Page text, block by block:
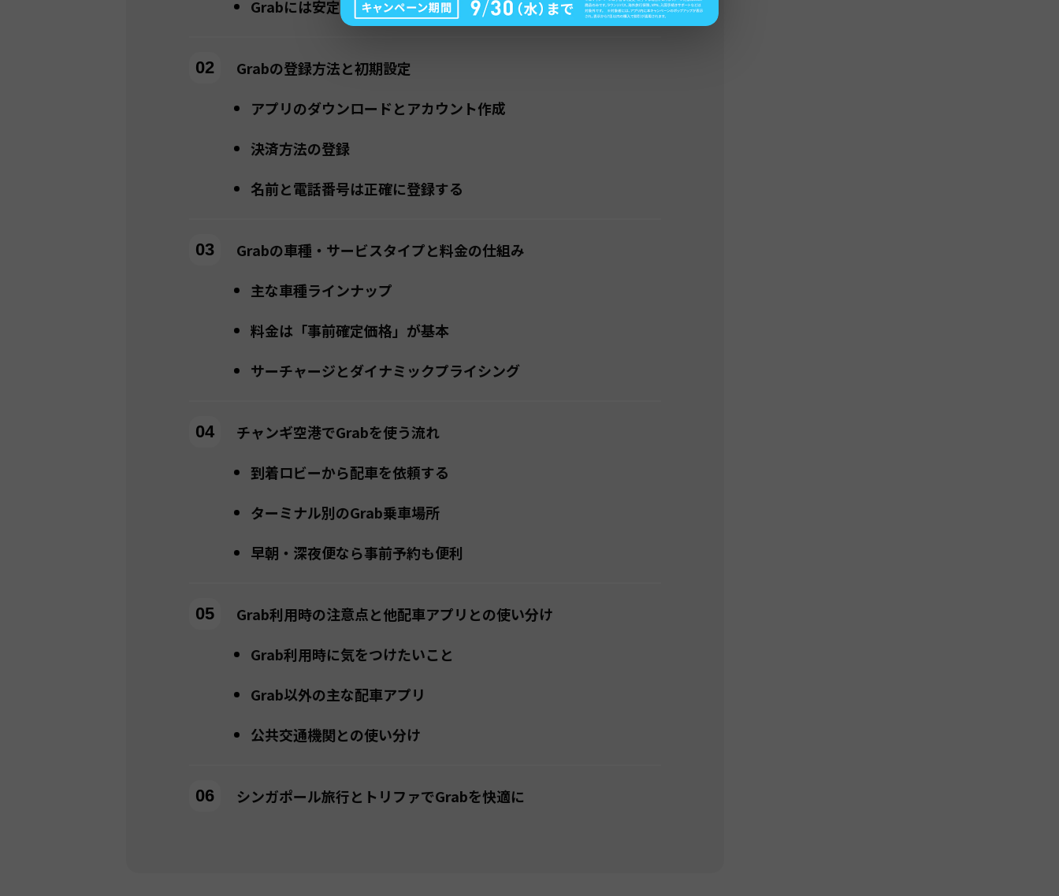
Grabには安定したネット環境が必須
Grabの登録方法と初期設定
アプリのダウンロードとアカウント作成
決済方法の登録
名前と電話番号は正確に登録する
Grabの車種・サービスタイプと料金の仕組み
主な車種ラインナップ
料金は「事前確定価格」が基本
サーチャージとダイナミックプライシング
チャンギ空港でGrabを使う流れ
到着ロビーから配車を依頼する
ターミナル別のGrab乗車場所
早朝・深夜便なら事前予約も便利
Grab利用時の注意点と他配車アプリとの使い分け
Grab利用時に気をつけたいこと
Grab以外の主な配車アプリ
公共交通機関との使い分け
シンガポール旅行とトリファでGrabを快適に